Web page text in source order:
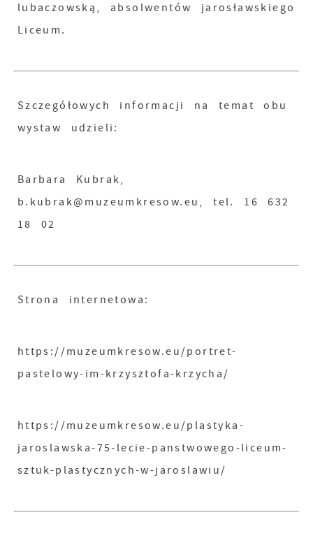
lubaczowską, absolwentów jarosławskiego
Liceum.
Szczegółowych informacji na temat obu
wystaw udzieli:
Barbara Kubrak,
b.kubrak@muzeumkresow.eu, tel. 16 632
18 02
Strona internetowa:
https://muzeumkresow.eu/portret-
pastelowy-im-krzysztofa-krzycha/
https://muzeumkresow.eu/plastyka-
jaroslawska-75-lecie-panstwowego-liceum-
sztuk-plastycznych-w-jaroslawiu/